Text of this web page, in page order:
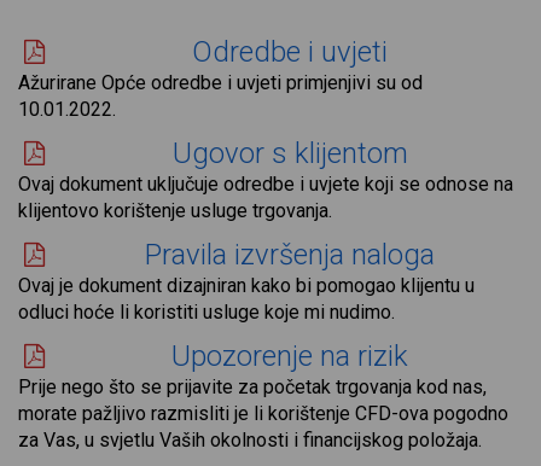
Odredbe i uvjeti
Ažurirane Opće odredbe i uvjeti primjenjivi su od
10.01.2022.
Ugovor s klijentom
Ovaj dokument uključuje odredbe i uvjete koji se odnose na
klijentovo korištenje usluge trgovanja.
Pravila izvršenja naloga
Ovaj je dokument dizajniran kako bi pomogao klijentu u
odluci hoće li koristiti usluge koje mi nudimo.
Upozorenje na rizik
Prije nego što se prijavite za početak trgovanja kod nas,
morate pažljivo razmisliti je li korištenje CFD-ova pogodno
za Vas, u svjetlu Vaših okolnosti i financijskog položaja.